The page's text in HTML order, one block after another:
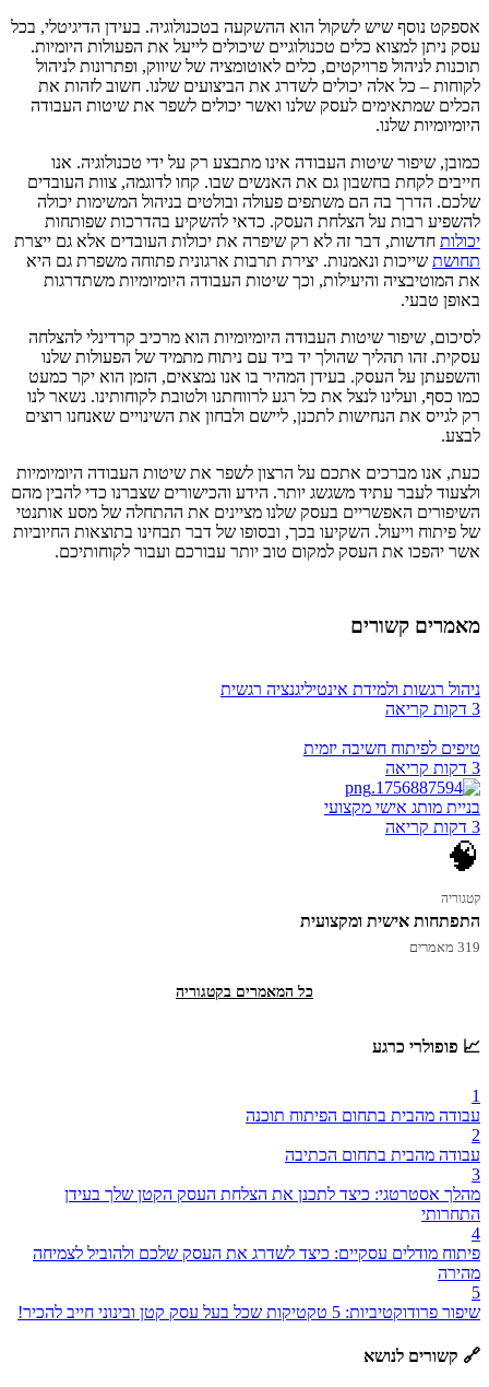
אספקט נוסף שיש לשקול הוא ההשקעה בטכנולוגיה. בעידן הדיגיטלי, בכל
עסק ניתן למצוא כלים טכנולוגיים שיכולים לייעל את הפעולות היומיות.
תוכנות לניהול פרויקטים, כלים לאוטומציה של שיווק, ופתרונות לניהול
לקוחות – כל אלה יכולים לשדרג את הביצועים שלנו. חשוב לזהות את
הכלים שמתאימים לעסק שלנו ואשר יכולים לשפר את שיטות העבודה
היומיומיות שלנו.
כמובן, שיפור שיטות העבודה אינו מתבצע רק על ידי טכנולוגיה. אנו
חייבים לקחת בחשבון גם את האנשים שבו. קחו לדוגמה, צוות העובדים
שלכם. הדרך בה הם משתפים פעולה ובולטים בניהול המשימות יכולה
להשפיע רבות על הצלחת העסק. כדאי להשקיע בהדרכות שפותחות
יכולות חדשות, דבר זה לא רק שיפרה את יכולות העובדים אלא גם ייצרת
תחושת שייכות ונאמנות. יצירת תרבות ארגונית פתוחה משפרת גם היא
את המוטיבציה והיעילות, וכך שיטות העבודה היומיומיות משתדרגות
באופן טבעי.
לסיכום, שיפור שיטות העבודה היומיומיות הוא מרכיב קרדינלי להצלחה
עסקית. זהו תהליך שהולך יד ביד עם ניתוח מתמיד של הפעולות שלנו
והשפעתן על העסק. בעידן המהיר בו אנו נמצאים, הזמן הוא יקר כמעט
כמו כסף, ועלינו לנצל את כל רגע לרווחתנו ולטובת לקוחותינו. נשאר לנו
רק לגייס את הנחישות לתכנן, ליישם ולבחון את השינויים שאנחנו רוצים
לבצע.
כעת, אנו מברכים אתכם על הרצון לשפר את שיטות העבודה היומיומיות
ולצעוד לעבר עתיד משגשג יותר. הידע והכישורים שצברנו כדי להבין מהם
השיפורים האפשריים בעסק שלנו מציינים את ההתחלה של מסע אותנטי
של פיתוח וייעול. השקיעו בכך, ובסופו של דבר תבחינו בתוצאות החיוביות
אשר יהפכו את העסק למקום טוב יותר עבורכם ועבור לקוחותיכם.
מאמרים קשורים
ניהול רגשות ולמידת אינטיליגנציה רגשית
3 דקות קריאה
טיפים לפיתוח חשיבה יזמית
3 דקות קריאה
בניית מותג אישי מקצועי
3 דקות קריאה
🧠
קטגוריה
התפתחות אישית ומקצועית
319 מאמרים
כל המאמרים בקטגוריה
📈 פופולרי כרגע
1
עבודה מהבית בתחום הפיתוח תוכנה
2
עבודה מהבית בתחום הכתיבה
3
מהלך אסטרטגי: כיצד לתכנן את הצלחת העסק הקטן שלך בעידן
התחרותי
4
פיתוח מודלים עסקיים: כיצד לשדרג את העסק שלכם ולהוביל לצמיחה
מהירה
5
שיפור פרודוקטיביות: 5 טקטיקות שכל בעל עסק קטן ובינוני חייב להכיר!
🔗 קשורים לנושא